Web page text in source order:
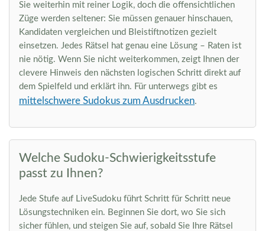
Sie weiterhin mit reiner Logik, doch die offensichtlichen
Züge werden seltener: Sie müssen genauer hinschauen,
Kandidaten vergleichen und Bleistiftnotizen gezielt
einsetzen. Jedes Rätsel hat genau eine Lösung – Raten ist
nie nötig. Wenn Sie nicht weiterkommen, zeigt Ihnen der
clevere Hinweis den nächsten logischen Schritt direkt auf
dem Spielfeld und erklärt ihn. Für unterwegs gibt es
mittelschwere Sudokus zum Ausdrucken.
Welche Sudoku-Schwierigkeitsstufe
passt zu Ihnen?
Jede Stufe auf LiveSudoku führt Schritt für Schritt neue
Lösungstechniken ein. Beginnen Sie dort, wo Sie sich
sicher fühlen, und steigen Sie auf, sobald Sie Ihre Rätsel